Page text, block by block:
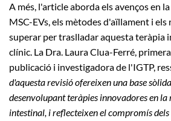
A més, l'article aborda els avenços en
MSC-EVs, els mètodes d'aïllament i els
superar per traslladar aquesta teràpia
clínic. La Dra. Laura Clua-Ferré,
publicació i investigadora de l'IGTP,
d'aquesta revisió ofereixen una base
desenvolupant teràpies innovadores en
intestinal, i reflecteixen el compromís dels